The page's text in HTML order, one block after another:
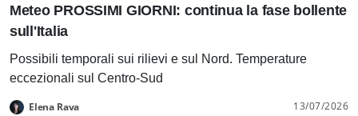
Meteo PROSSIMI GIORNI: continua la fase bollente
sull'Italia
Possibili temporali sui rilievi e sul Nord. Temperature
eccezionali sul Centro-Sud
Elena Rava 13/07/2026